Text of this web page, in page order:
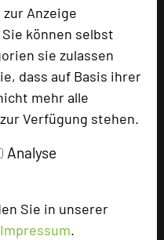
Anzeige
können selbst
sie zulassen
dass auf Basis ihrer
mehr alle
Verfügung stehen.
Analyse
Sie in unserer
Impressum.